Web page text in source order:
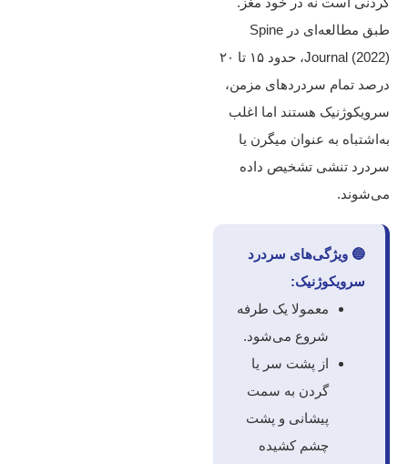
طبق مطالعه‌ای در Spine
Journal (2022)، حدود ۱۵ تا ۲۰
درصد تمام سردردهای مزمن،
سرویکوژنیک هستند اما اغلب
به‌اشتباه به عنوان میگرن یا
سردرد تنشی تشخیص داده
می‌شوند.
🔵 ویژگی‌های سردرد
سرویکوژنیک:
معمولا یک‌ طرفه
شروع می‌شود.
از پشت سر یا
گردن به سمت
پیشانی و پشت
چشم کشیده